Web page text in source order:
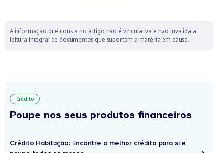
A informação que consta no artigo não é vinculativa e não invalida a
leitura integral de documentos que suportem a matéria em causa.
Crédito
Poupe nos seus produtos financeiros
Crédito Habitação: Encontre o melhor crédito para si e